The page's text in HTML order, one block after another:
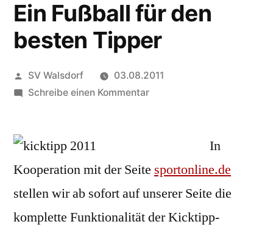
Ein Fußball für den
besten Tipper
Veröffentlicht
von
SV Walsdorf
03.08.2011
Schreibe einen Kommentarzu
besten
Tipper
In
Kooperation mit der Seite sportonline.de
stellen wir ab sofort auf unserer Seite die
komplette Funktionalität der Kicktipp-